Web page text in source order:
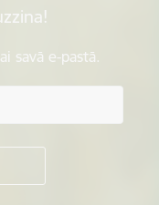
savā e-pastā.